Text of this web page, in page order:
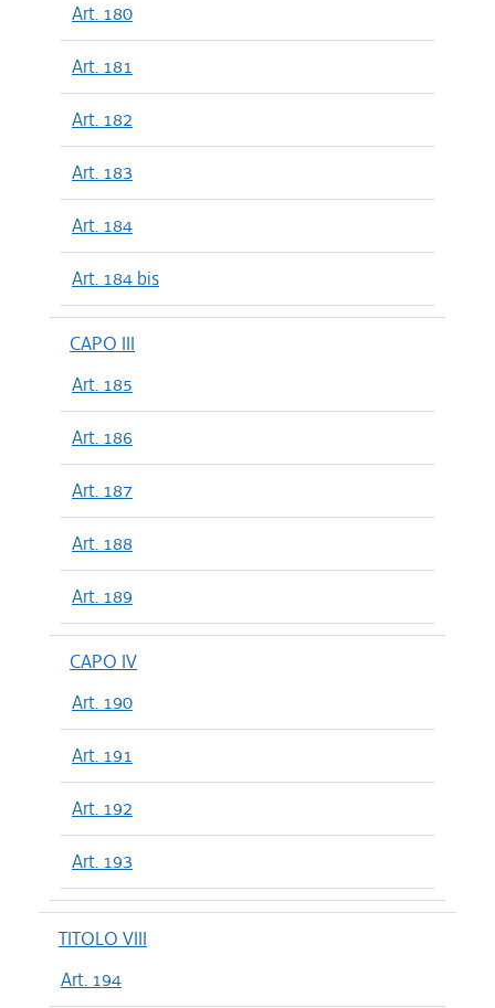
Art. 180
Art. 181
Art. 182
Art. 183
Art. 184
Art. 184 bis
CAPO III
Art. 185
Art. 186
Art. 187
Art. 188
Art. 189
CAPO IV
Art. 190
Art. 191
Art. 192
Art. 193
TITOLO VIII
Art. 194